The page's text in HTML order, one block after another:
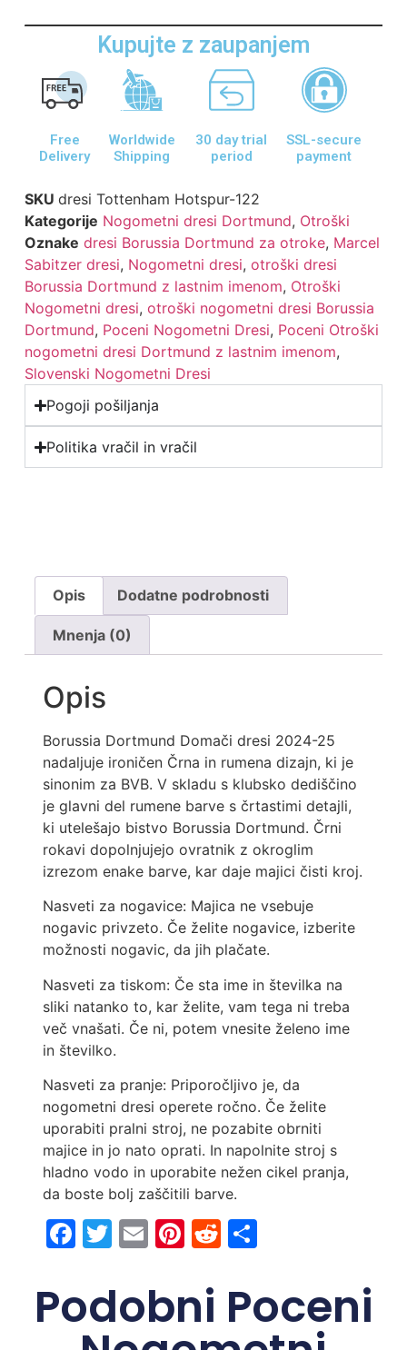
Kupujte z zaupanjem
Free
Delivery
Worldwide
Shipping
30 day trial
period
SSL-secure
payment
SKU dresi Tottenham Hotspur-122
Kategorije Nogometni dresi Dortmund, Otroški
Oznake dresi Borussia Dortmund za otroke, Marcel
Sabitzer dresi, Nogometni dresi, otroški dresi
Borussia Dortmund z lastnim imenom, Otroški
Nogometni dresi, otroški nogometni dresi Borussia
Dortmund, Poceni Nogometni Dresi, Poceni Otroški
nogometni dresi Dortmund z lastnim imenom,
Slovenski Nogometni Dresi
Pogoji pošiljanja
Politika vračil in vračil
Opis Dodatne podrobnosti
Mnenja (0)
Opis
Borussia Dortmund Domači dresi 2024-25
nadaljuje ironičen Črna in rumena dizajn, ki je
sinonim za BVB. V skladu s klubsko dediščino
je glavni del rumene barve s črtastimi detajli,
ki utelešajo bistvo Borussia Dortmund. Črni
rokavi dopolnjujejo ovratnik z okroglim
izrezom enake barve, kar daje majici čisti kroj.
Nasveti za nogavice: Majica ne vsebuje
nogavic privzeto. Če želite nogavice, izberite
možnosti nogavic, da jih plačate.
Nasveti za tiskom: Če sta ime in številka na
sliki natanko to, kar želite, vam tega ni treba
več vnašati. Če ni, potem vnesite želeno ime
in številko.
Nasveti za pranje: Priporočljivo je, da
nogometni dresi operete ročno. Če želite
uporabiti pralni stroj, ne pozabite obrniti
majice in jo nato oprati. In napolnite stroj s
hladno vodo in uporabite nežen cikel pranja,
da boste bolj zaščitili barve.
Facebook
Twitter
EmailPinterest
Reddit
Share
Podobni Poceni